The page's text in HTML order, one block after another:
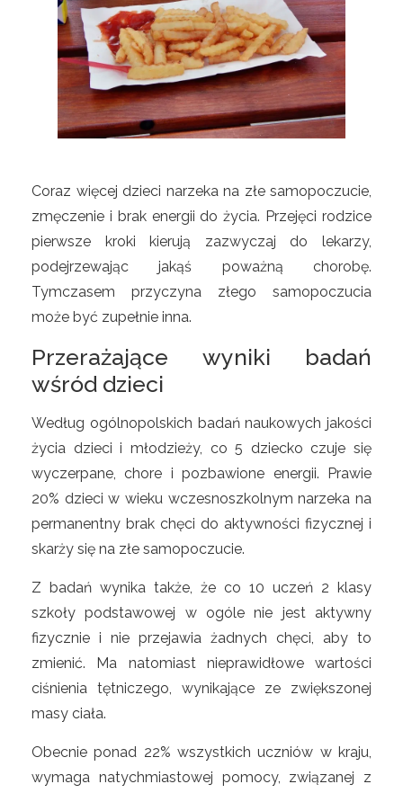
Coraz więcej dzieci narzeka na złe samopoczucie,
zmęczenie i brak energii do życia. Przejęci rodzice
pierwsze kroki kierują zazwyczaj do lekarzy,
podejrzewając jakąś poważną chorobę.
Tymczasem przyczyna złego samopoczucia
może być zupełnie inna.
Przerażające wyniki badań
wśród dzieci
Według ogólnopolskich badań naukowych jakości
życia dzieci i młodzieży, co 5 dziecko czuje się
wyczerpane, chore i pozbawione energii. Prawie
20% dzieci w wieku wczesnoszkolnym narzeka na
permanentny brak chęci do aktywności fizycznej i
skarży się na złe samopoczucie.
Z badań wynika także, że co 10 uczeń 2 klasy
szkoły podstawowej w ogóle nie jest aktywny
fizycznie i nie przejawia żadnych chęci, aby to
zmienić. Ma natomiast nieprawidłowe wartości
ciśnienia tętniczego, wynikające ze zwiększonej
masy ciała.
Obecnie ponad 22% wszystkich uczniów w kraju,
wymaga natychmiastowej pomocy, związanej z